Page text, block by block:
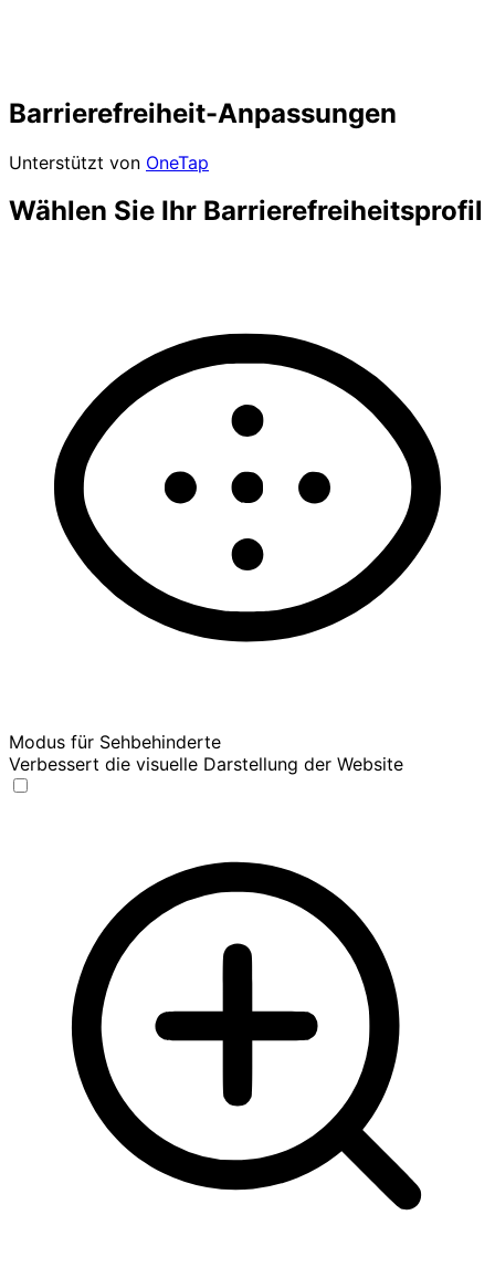
Barrierefreiheit-Anpassungen
Unterstützt von OneTap
Wählen Sie Ihr Barrierefreiheitsprofil
Modus für Sehbehinderte
Verbessert die visuelle Darstellung der Website